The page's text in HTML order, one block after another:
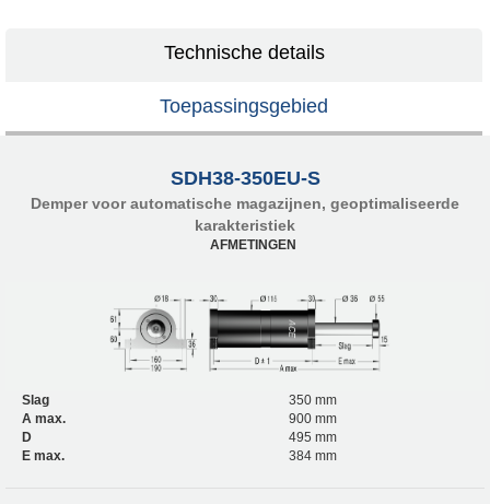
Technische details
Toepassingsgebied
SDH38-350EU-S
Demper voor automatische magazijnen, geoptimaliseerde
karakteristiek
AFMETINGEN
Slag
350 mm
A max.
900 mm
D
495 mm
E max.
384 mm